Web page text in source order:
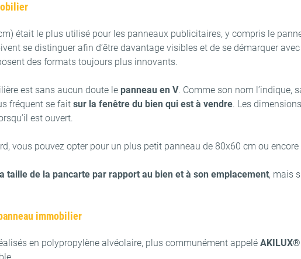
était le plus utilisé pour les panneaux publicitaires, y compris le
se distinguer afin d’être davantage visibles et de se démarquer
des formats toujours plus innovants.
est sans aucun doute le panneau en V. Comme son nom l’indique,
fréquent se fait sur la fenêtre du bien qui est à vendre. Les
est ouvert.
vous pouvez opter pour un plus petit panneau de 80x60 cm ou
taille de la pancarte par rapport au bien et à son emplacement, mais
immobilier
en polypropylène alvéolaire, plus communément appelé AKILUX®